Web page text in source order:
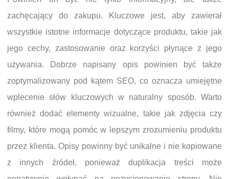
zachęcający do zakupu. Kluczowe jest, aby zawierał
wszystkie istotne informacje dotyczące produktu, takie jak
jego cechy, zastosowanie oraz korzyści płynące z jego
używania. Dobrze napisany opis powinien być także
zoptymalizowany pod kątem SEO, co oznacza umiejętne
wplecenie słów kluczowych w naturalny sposób. Warto
również dodać elementy wizualne, takie jak zdjęcia czy
filmy, które mogą pomóc w lepszym zrozumieniu produktu
przez klienta. Opisy powinny być unikalne i nie kopiowane
z innych źródeł, ponieważ duplikacja treści może